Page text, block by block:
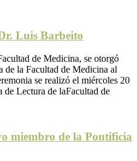
Luis Barbeito
de Medicina, se otorgó
la Facultad de Medicina al
se realizó el miércoles 20
de Lectura de laFacultad de
miembro de la Pontificia